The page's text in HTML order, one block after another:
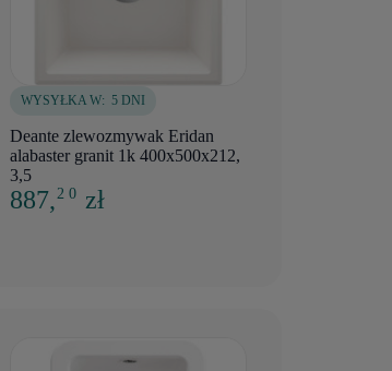
WYSYŁKA W: 5 DNI
Deante zlewozmywak Eridan
alabaster granit 1k 400x500x212,
3,5
887,2 0 zł